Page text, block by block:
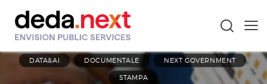
DATA&AI DOCUMENTALE NEXT GOVERNMENT
STAMPA